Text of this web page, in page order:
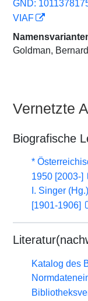
GND:
VIAF
Goldman, Bernard
Vernetzte
Biografische
*
1950 [2003-]
I. Singer
[1901-1906]
Katalog des